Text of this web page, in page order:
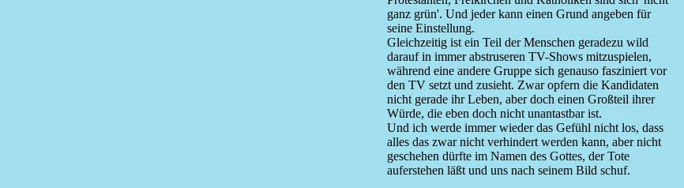
ganz grün'. Und jeder kann einen Grund angeben für
seine Einstellung.
Gleichzeitig ist ein Teil der Menschen geradezu wild
darauf in immer abstruseren TV-Shows mitzuspielen,
während eine andere Gruppe sich genauso fasziniert vor
den TV setzt und zusieht. Zwar opfern die Kandidaten
nicht gerade ihr Leben, aber doch einen Großteil ihrer
Würde, die eben doch nicht unantastbar ist.
Und ich werde immer wieder das Gefühl nicht los, dass
alles das zwar nicht verhindert werden kann, aber nicht
geschehen dürfte im Namen des Gottes, der Tote
auferstehen läßt und uns nach seinem Bild schuf.